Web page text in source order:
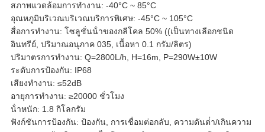
สภาพแวดล้อมการทํางาน: -40°C ~ 85°C
อุณหภูมิบริเวณบริเวณบริการพิเศษ: -45°C ~ 105°C
สื่อการทํางาน: โซลูชั่นน้ําของกลีโคล 50% ((เป็นทางเลือกชนิด
อินทรีย์, ปริมาณอนุภาค 035, เนื้อหา 0.1 กรัม/ลิตร)
ปริมาตรการทํางาน: Q=2800L/h, H=16m, P=290W±10W
ระดับการป้องกัน: IP68
เสียงทํางาน: ≤52dB
อายุการทํางาน: ≥20000 ชั่วโมง
น้ําหนัก: 1.8 กิโลกรัม
ฟังก์ชันการป้องกัน: ป้องกัน, การเชื่อมต่อกลับ, ความดันต่ํา/เกินความ